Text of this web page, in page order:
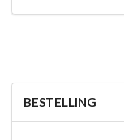
BESTELLING